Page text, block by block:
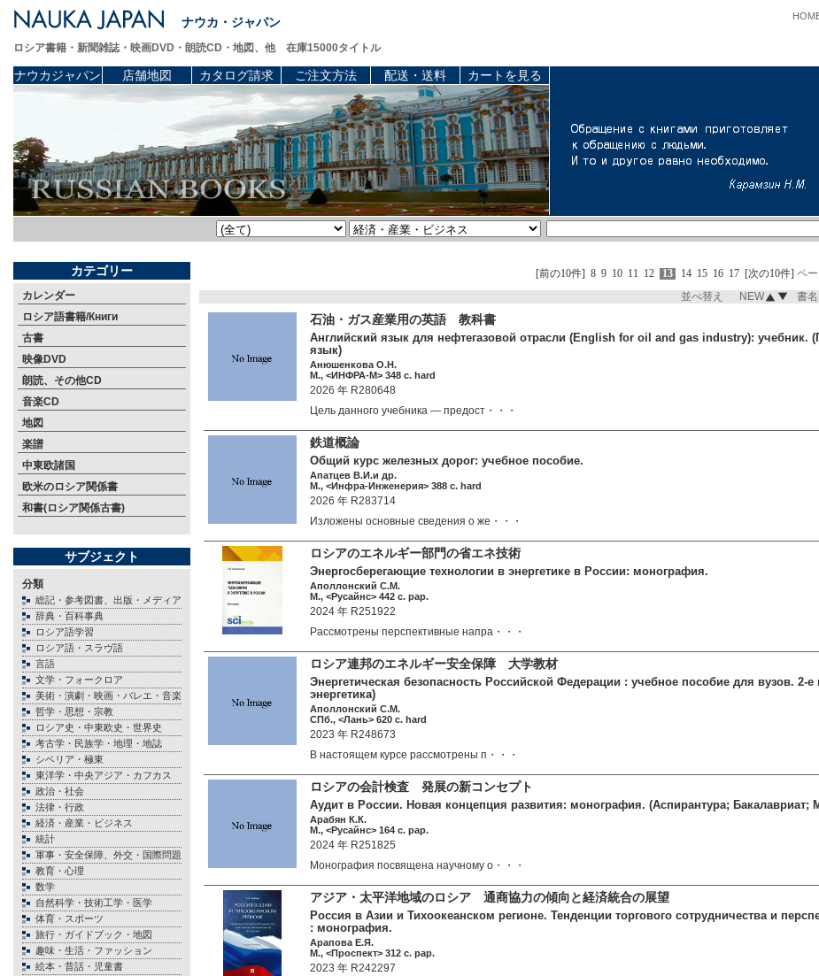
ナウカ・ジャパン
ロシア書籍・新聞雑誌・映画DVD・朗読CD・地図、他 在庫15000タイトル
ナウカジャパン 店舗地図 カタログ請求 ご注文方法 配送・送料 カートを見る
カテゴリー
カレンダー
ロシア語書籍/Книги
古書
映像DVD
朗読、その他CD
音楽CD
地図
楽譜
中東欧諸国
欧米のロシア関係書
和書(ロシア関係古書)
サブジェクト
分類
総記・参考図書、出版・メディア
辞典・百科事典
ロシア語学習
ロシア語・スラヴ語
言語
文学・フォークロア
美術・演劇・映画・バレエ・音楽
哲学・思想・宗教
ロシア史・中東欧史・世界史
考古学・民族学・地理・地誌
シベリア・極東
東洋学・中央アジア・カフカス
政治・社会
法律・行政
経済・産業・ビジネス
統計
軍事・安全保障、外交・国際問題
教育・心理
数学
自然科学・技術工学・医学
体育・スポーツ
旅行・ガイドブック・地図
趣味・生活・ファッション
絵本・昔話・児童書
[前の10件] 8 9 10 11 12 13 14 15 16 17 [次の10件] ペ
並べ替え NEW 書名
石油・ガス産業用の英語 教科書
Английский язык для нефтегазовой отрасли (English for oil and gas industry):
язык)
Анюшенкова О.Н.
М., <ИНФРА-М> 348 c. hard
2026 年 R280648
Цель данного учебника — предост・・・
鉄道概論
Общий курс железных дорог: учебное пособие.
Апатцев В.И.и др.
М., <Инфра-Инженерия> 388 c. hard
2026 年 R283714
Изложены основные сведения о же・・・
ロシアのエネルギー部門の省エネ技術
Энергосберегающие технологии в энергетике в России: монография.
Аполлонский С.М.
М., <Русайнс> 442 c. pap.
2024 年 R251922
Рассмотрены перспективные напра・・・
ロシア連邦のエネルギー安全保障 大学教材
Энергетическая безопасность Российской Федерации : учебное пособие для вузов. 2-е
энергетика)
Аполлонский С.М.
СПб., <Лань> 620 c. hard
2023 年 R248673
В настоящем курсе рассмотрены п・・・
ロシアの会計検査 発展の新コンセプト
Аудит в России. Новая концепция развития: монография. (Аспирантура; Бакалавриат;
Арабян К.К.
М., <Русайнс> 164 c. pap.
2024 年 R251825
Монография посвящена научному о・・・
アジア・太平洋地域のロシア 通商協力の傾向と経済統合の展望
Россия в Азии и Тихоокеанском регионе. Тенденции торгового сотрудничества и
: монография.
Арапова Е.Я.
М., <Проспект> 312 c. pap.
2023 年 R242297